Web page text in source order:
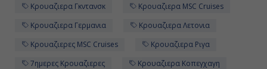
Κρουαζιερα Γκντανσκ
Κρουαζιερα MSC Cruises
Κρουαζιερα Γερμανια
Κρουαζιερα Λετονια
Κρουαζιερες MSC Cruises
Κρουαζιερα Ριγα
7ημερες Κρουαζιερες
Κρουαζιερα Κοπεγχαγη